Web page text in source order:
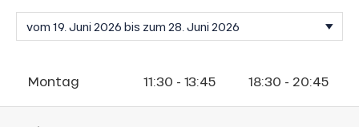
Montag 11:30 - 13:45 18:30 - 20:45